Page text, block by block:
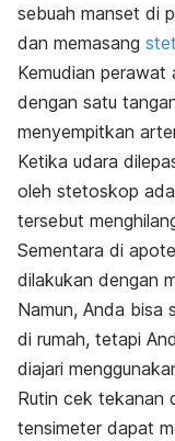
sebuah manset di
dan memasang
Kemudian perawat
dengan satu
menyempitkan
Ketika udara
oleh stetoskop
tersebut
Sementara di
dilakukan dengan
Namun, Anda bisa
di rumah, tetapi
diajari
Rutin cek tekanan
tensimeter dapat